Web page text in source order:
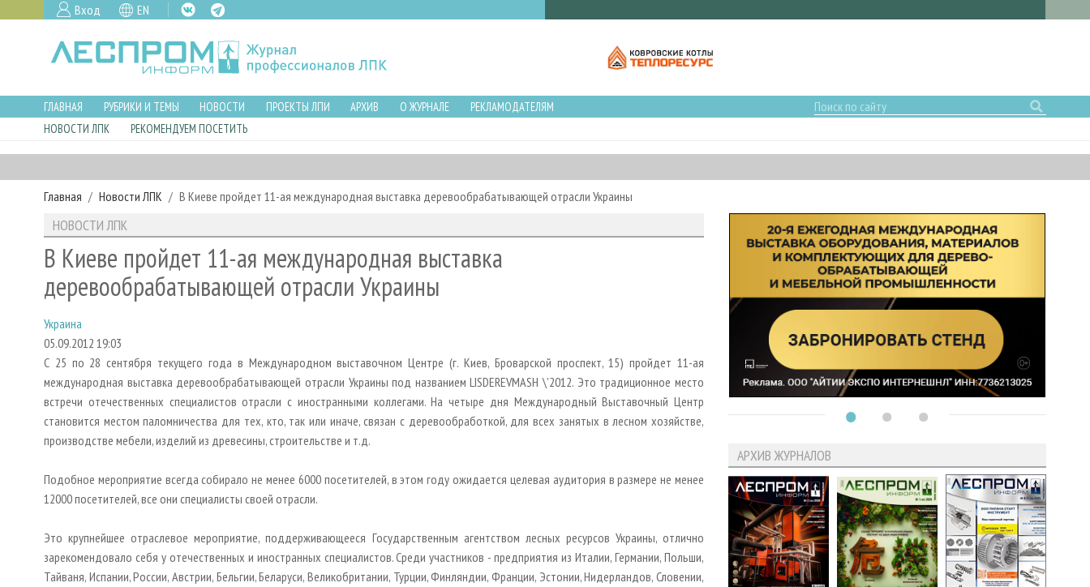
Вход EN
ГЛАВНАЯ РУБРИКИ И ТЕМЫ НОВОСТИ ПРОЕКТЫ ЛПИ АРХИВ О ЖУРНАЛЕ
РЕКЛАМОДАТЕЛЯМ
НОВОСТИ ЛПК
РЕКОМЕНДУЕМ ПОСЕТИТЬ
Главная Новости ЛПК В Киеве пройдет 11-ая международная выставка деревообрабатывающей отрасли Украины
НОВОСТИ ЛПК
В Киеве пройдет 11-ая международная выставка
деревообрабатывающей отрасли Украины
Украина
05.09.2012 19:03
С 25 по 28 сентября текущего года в Международном выставочном Центре (г. Киев, Броварской проспект, 15) пройдет 11-ая
международная выставка деревообрабатывающей отрасли Украины под названием LISDEREVMASH \'2012. Это традиционное место
встречи отечественных специалистов отрасли с иностранными коллегами. На четыре дня Международный Выставочный Центр
становится местом паломничества для тех, кто, так или иначе, связан с деревообработкой, для всех занятых в лесном хозяйстве,
производстве мебели, изделий из древесины, строительстве и т.д.
Подобное мероприятие всегда собирало не менее 6000 посетителей, в этом году ожидается целевая аудитория в размере не менее
12000 посетителей, все они специалисты своей отрасли.
Это крупнейшее отраслевое мероприятие, поддерживающееся Государственным агентством лесных ресурсов Украины, отлично
зарекомендовало себя у отечественных и иностранных специалистов. Среди участников - предприятия из Италии, Германии, Польши,
Тайваня, Испании, России, Австрии, Бельгии, Беларуси, Великобритании, Турции, Финляндии, Франции, Эстонии, Нидерландов, Словении,
АРХИВ ЖУРНАЛОВ